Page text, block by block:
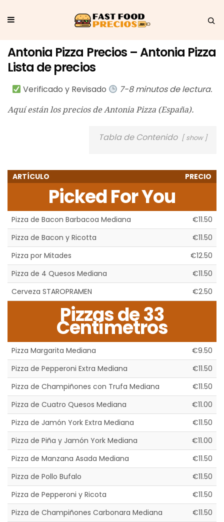
Antonia Pizza Precios – Antonia Pizza
Lista de precios
Verificado y Revisado 7-8 minutos de lectura.
Aquí están los precios de Antonia Pizza (España).
Tabla de Contenido show
ARTÍCULO PRECIO
Picked For You
Pizza de Bacon Barbacoa Mediana
€11.50
Pizza de Bacon y Ricotta
€11.50
Pizza por Mitades
€12.50
Pizza de 4 Quesos Mediana
€11.50
Cerveza STAROPRAMEN
€2.50
Pizzas de 33
Centímetros
Pizza Margarita Mediana
€9.50
Pizza de Pepperoni Extra Mediana
€11.50
Pizza de Champiñones con Trufa Mediana
€11.50
Pizza de Cuatro Quesos Mediana
€11.00
Pizza de Jamón York Extra Mediana
€11.50
Pizza de Piña y Jamón York Mediana
€11.00
Pizza de Manzana Asada Mediana
€11.50
Pizza de Pollo Bufalo
€11.50
Pizza de Pepperoni y Ricota
€11.50
Pizza de Champiñones Carbonara Mediana
€11.50